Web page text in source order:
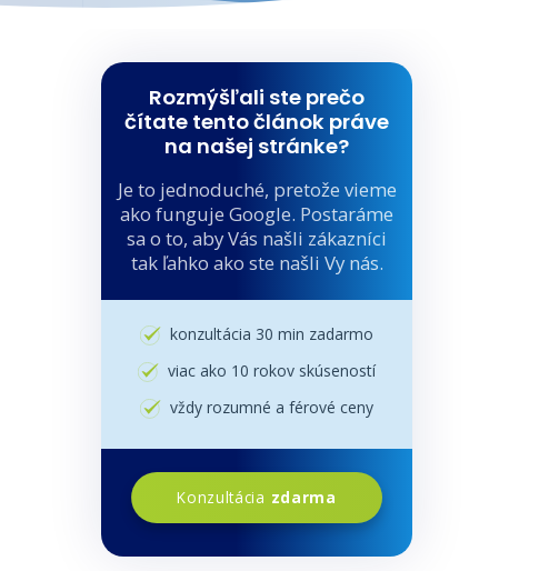
Rozmýšľali ste prečo
čítate tento článok práve
na našej stránke?
Je to jednoduché, pretože vieme
ako funguje Google. Postaráme
sa o to, aby Vás našli zákazníci
tak ľahko ako ste našli Vy nás.
konzultácia 30 min zadarmo
viac ako 10 rokov skúseností
vždy rozumné a férové ceny
Konzultácia zdarma